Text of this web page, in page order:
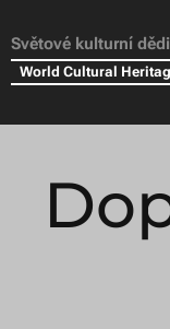
Světové kulturní
World Cultural